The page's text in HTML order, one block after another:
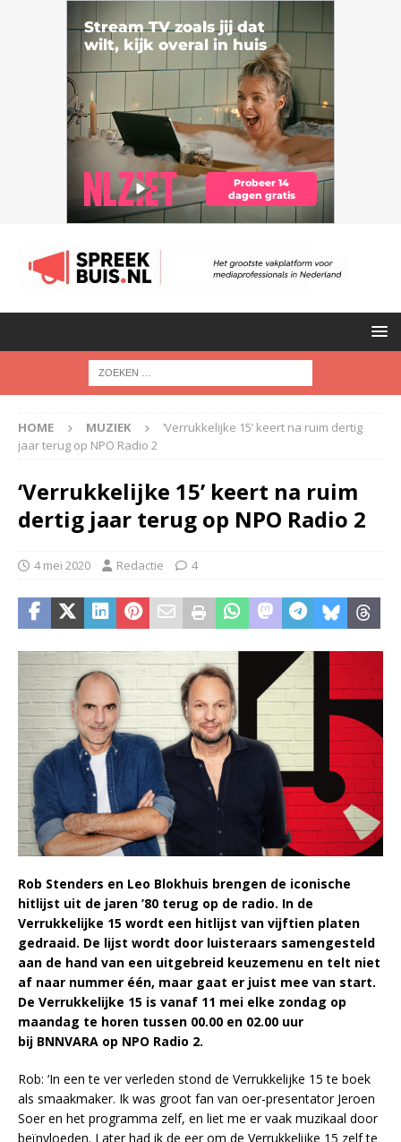
HOME MUZIEK
‘Verrukkelijke 15’ keert na ruim dertig
jaar terug op NPO Radio 2
‘Verrukkelijke 15’ keert na ruim
dertig jaar terug op NPO Radio 2
4 mei 2020 Redactie 4
Rob Stenders en Leo Blokhuis brengen de iconische
hitlijst uit de jaren ’80 terug op de radio. In de
Verrukkelijke 15 wordt een hitlijst van vijftien platen
gedraaid. De lijst wordt door luisteraars samengesteld
aan de hand van een uitgebreid keuzemenu en telt niet
af naar nummer één, maar gaat er juist mee van start.
De Verrukkelijke 15 is vanaf 11 mei elke zondag op
maandag te horen tussen 00.00 en 02.00 uur
bij BNNVARA op NPO Radio 2.
Rob: ‘In een te ver verleden stond de Verrukkelijke 15 te boek
als smaakmaker. Ik was groot fan van oer-presentator Jeroen
Soer en het programma zelf, en liet me er vaak muzikaal door
beïnvloeden. Later had ik de eer om de Verrukkelijke 15 zelf te